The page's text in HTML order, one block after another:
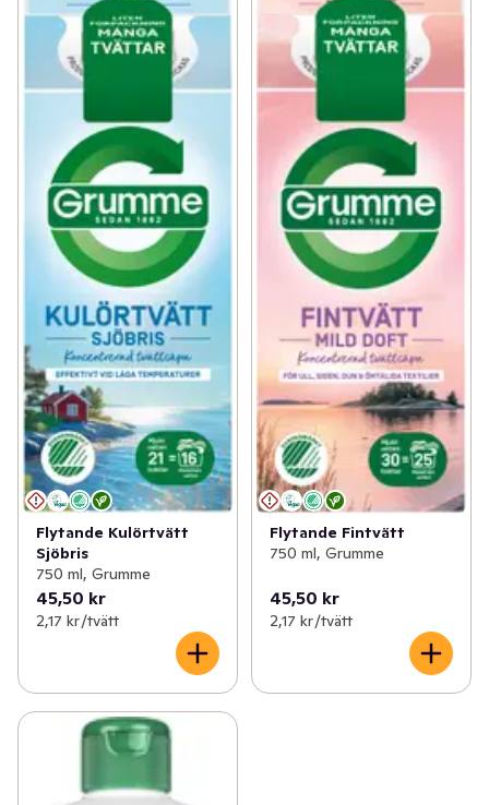
Flytande Kulörtvätt
Sjöbris
750 ml, Grumme
45,50 kr
2,17 kr /tvätt
Flytande Fintvätt
750 ml, Grumme
45,50 kr
2,17 kr /tvätt